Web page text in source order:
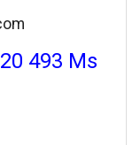
493 Ms